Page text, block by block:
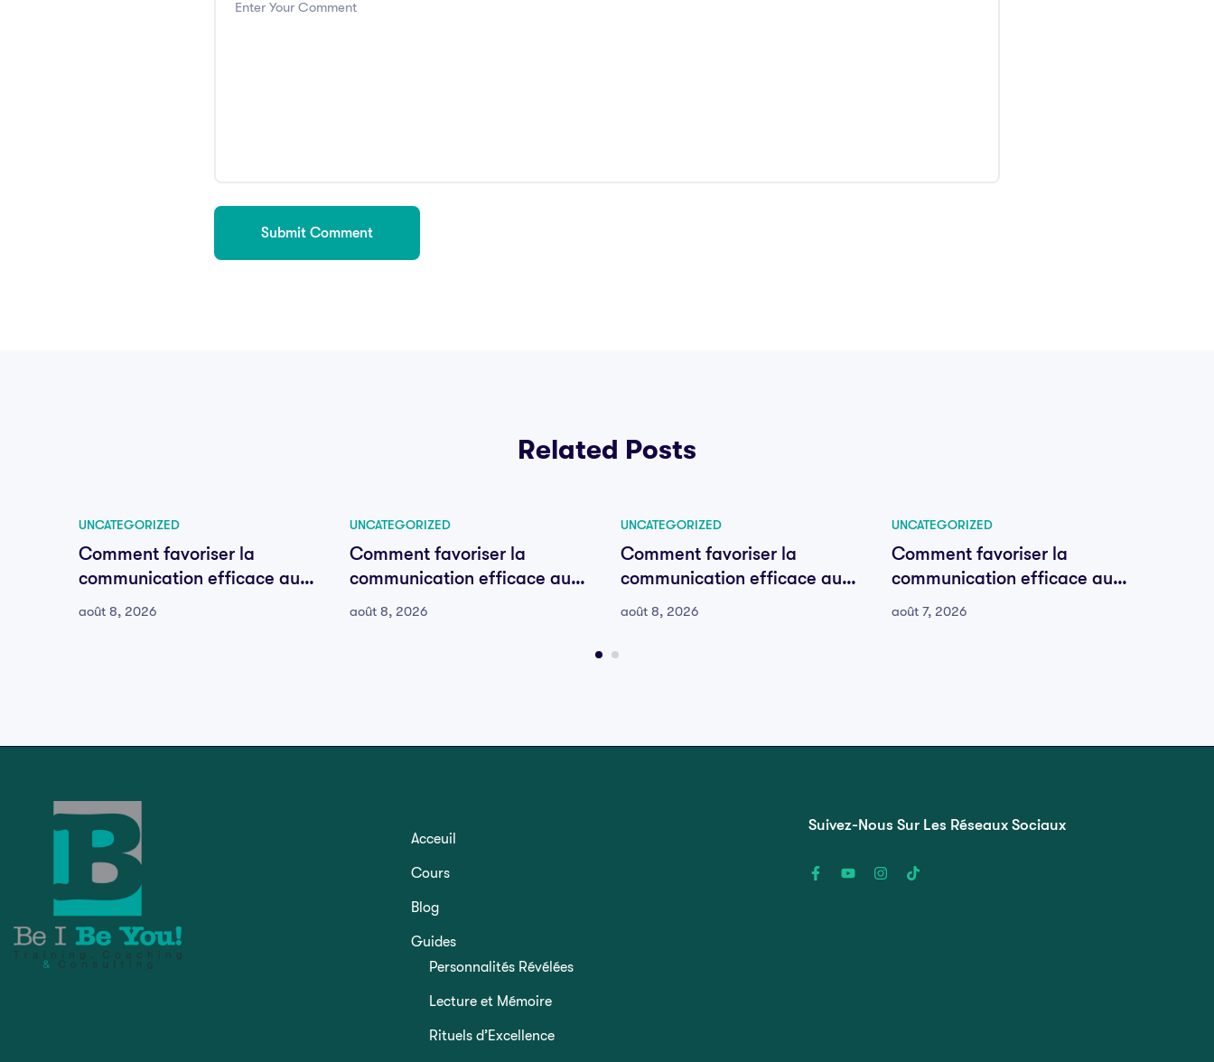
Related Posts
UNCATEGORIZED
Comment favoriser la
communication efficace au
sein de votre équipe
août 8, 2026
UNCATEGORIZED
Comment favoriser la
communication efficace au
sein de votre équipe
août 8, 2026
UNCATEGORIZED
Comment favoriser la
communication efficace au
sein de votre équipe
août 8, 2026
UNCATEGORIZED
Comment favoriser la
communication efficace au
sein de votre équipe
août 7, 2026
Acceuil
Cours
Blog
Guides
Personnalités Révélées
Lecture et Mémoire
Rituels d’Excellence
Suivez-Nous Sur Les Réseaux Sociaux